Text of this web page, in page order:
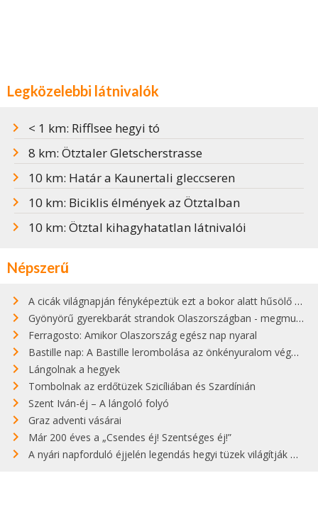
Legközelebbi látnivalók
< 1 km: Rifflsee hegyi tó
8 km: Ötztaler Gletscherstrasse
10 km: Határ a Kaunertali gleccseren
10 km: Biciklis élmények az Ötztalban
10 km: Ötztal kihagyhatatlan látnivalói
Népszerű
A cicák világnapján fényképeztük ezt a bokor alatt hűsölő cicát Kisorosziban
Gyönyörű gyerekbarát strandok Olaszországban - megmutatjuk a 15 legjobbat
Ferragosto: Amikor Olaszország egész nap nyaral
Bastille nap: A Bastille lerombolása az önkényuralom végét jelentette
Lángolnak a hegyek
Tombolnak az erdőtüzek Szicíliában és Szardínián
Szent Iván-éj – A lángoló folyó
Graz adventi vásárai
Már 200 éves a „Csendes éj! Szentséges éj!”
A nyári napforduló éjjelén legendás hegyi tüzek világítják meg Zugspitzét